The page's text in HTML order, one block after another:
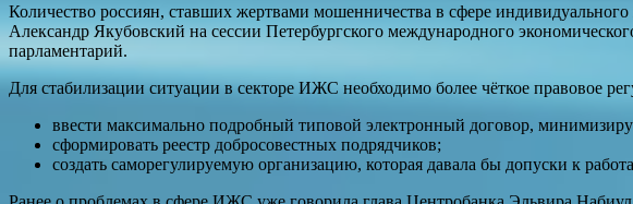
Количество россиян, ставших жертвами мошенничества в сфере
Александр Якубовский на сессии Петербургского международного
парламентарий.
Для стабилизации ситуации в секторе ИЖС необходимо более чёткое правовое
ввести максимально подробный типовой электронный договор,
сформировать реестр добросовестных подрядчиков;
создать саморегулируемую организацию, которая давала бы допуски к